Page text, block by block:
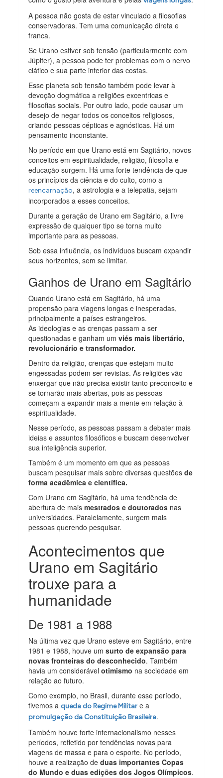
A pessoa não gosta de estar vinculado a filosofias
conservadoras. Tem uma comunicação direta e
franca.
Se Urano estiver sob tensão (particularmente com
Júpiter), a pessoa pode ter problemas com o nervo
ciático e sua parte inferior das costas.
Esse planeta sob tensão também pode levar à
devoção dogmática a religiões excentricas e
filosofias sociais. Por outro lado, pode causar um
desejo de negar todos os conceitos religiosos,
criando pessoas cépticas e agnósticas. Há um
pensamento inconstante.
No período em que Urano está em Sagitário, novos
conceitos em espiritualidade, religião, filosofia e
educação surgem. Há uma forte tendência de que
os princípios da ciência e do culto, como a
reencarnação, a astrologia e a telepatia, sejam
incorporados a esses conceitos.
Durante a geração de Urano em Sagitário, a livre
expressão de qualquer tipo se torna muito
importante para as pessoas.
Sob essa influência, os indivíduos buscam expandir
seus horizontes, sem se limitar.
Ganhos de Urano em Sagitário
Quando Urano está em Sagitário, há uma
propensão para viagens longas e inesperadas,
principalmente a países estrangeiros.
As ideologias e as crenças passam a ser
questionadas e ganham umviés mais libertário,
revolucionário e transformador.
Dentro da religião, crenças que estejam muito
engessadas podem ser revistas. As religiões vão
enxergar que não precisa existir tanto preconceito e
se tornarão mais abertas, pois as pessoas
começam a expandir mais a mente em relação à
espiritualidade.
Nesse período, as pessoas passam a debater mais
ideias e assuntos filosóficos e buscam desenvolver
sua inteligência superior.
Também é um momento em que as pessoas
buscam pesquisar mais sobre diversas questõesde
forma acadêmica e científica.
Com Urano em Sagitário, há uma tendência de
abertura de maismestrados e doutorados nas
universidades. Paralelamente, surgem mais
pessoas querendo pesquisar.
Acontecimentos que
Urano em Sagitário
trouxe para a
humanidade
De 1981 a 1988
Na última vez que Urano esteve em Sagitário, entre
1981 e 1988, houve umsurto de expansão para
novas fronteiras do desconhecido. Também
havia um considerávelotimismo na sociedade em
relação ao futuro.
Como exemplo, no Brasil, durante esse período,
tivemos aqueda do Regime Militar e a
promulgação da Constituição Brasileira.
Também houve forte internacionalismo nesses
períodos, refletido por tendências novas para
viagens de massa e para o esporte. No período,
houve a realização deduas importantes Copas
do Mundo e duas edições dos Jogos Olímpicos.